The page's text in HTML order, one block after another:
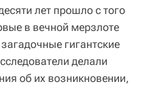
лет прошло с того
в вечной мерзлоте
гигантские
делали
об их возникновении,